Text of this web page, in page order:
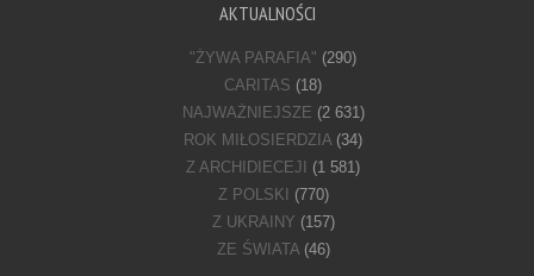
AKTUALNOŚCI
"ŻYWA PARAFIA" (290)
CARITAS (18)
NAJWAŻNIEJSZE (2 631)
ROK MIŁOSIERDZIA(34)
Z ARCHIDIECEJI
(1 581)
Z POLSKI
(770)
Z UKRAINY (157)
ZE ŚWIATA(46)